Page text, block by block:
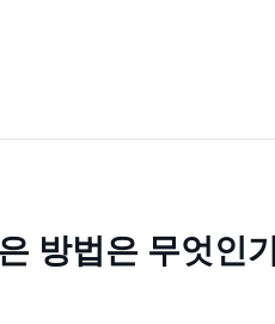
방법은 무엇인